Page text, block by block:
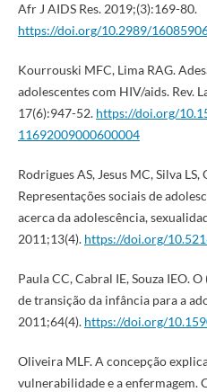
Afr J AIDS Res. 2019;(3):169-80.
https://doi.org/10.2989/
Kourrouski MFC, Lima RAG.
adolescentes com HIV/aids. Rev.
17(6):947-52. https://doi.org/
11692009000600004
Rodrigues AS, Jesus MC, Silva
Representações sociais de
acerca da adolescência,
2011;13(4). https://doi.org/
Paula CC, Cabral IE, Souza IEO.
de transição da infância para a
2011;64(4). https://doi.org/
Oliveira MLF. A concepção
vulnerabilidade e a enfermagem.